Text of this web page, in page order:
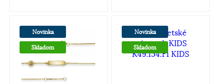
Novinka
Skladom
Novinka
Skladom